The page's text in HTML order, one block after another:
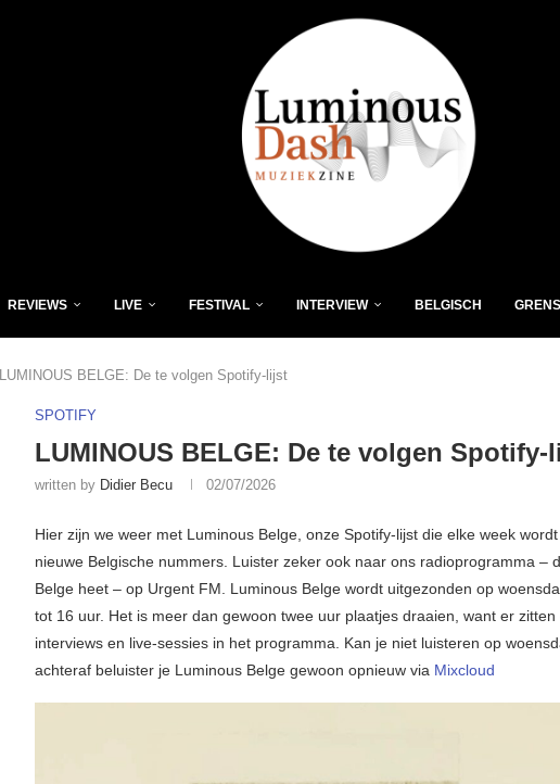
REVIEWS LIVE FESTIVAL INTERVIEW BELGISCH
LUMINOUS BELGE: De te volgen Spotify-lijst
SPOTIFY
LUMINOUS BELGE: De te volgen Spotify-
written by Didier Becu 02/07/2026
Hier zijn we weer met Luminous Belge, onze Spotify-lijst die elke week
nieuwe Belgische nummers. Luister zeker ook naar ons radioprogramma –
Belge heet – op Urgent FM. Luminous Belge wordt uitgezonden op
tot 16 uur. Het is meer dan gewoon twee uur plaatjes draaien, want er zitten
interviews en live-sessies in het programma. Kan je niet luisteren op
achteraf beluister je Luminous Belge gewoon opnieuw via Mixcloud